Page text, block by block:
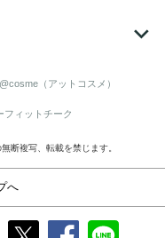
（アットコスメ）
フィットチーク
断複写、転載を禁じます。
へ